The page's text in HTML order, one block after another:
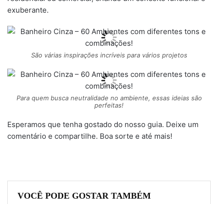
exuberante.
São várias inspirações incríveis para vários projetos
Para quem busca neutralidade no ambiente, essas ideias são
perfeitas!
Esperamos que tenha gostado do nosso guia. Deixe um
comentário e compartilhe. Boa sorte e até mais!
VOCÊ PODE GOSTAR TAMBÉM